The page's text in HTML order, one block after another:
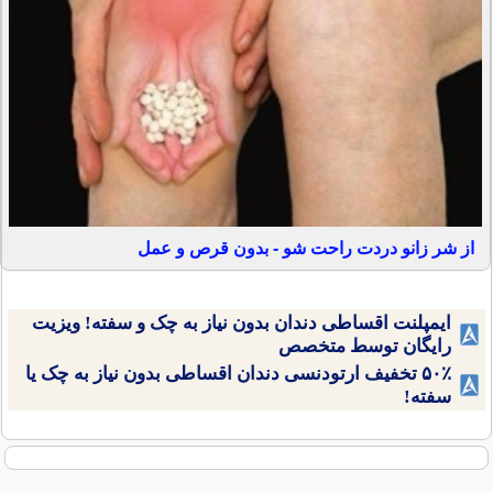
از شر زانو دردت راحت شو - بدون قرص و عمل
ایمپلنت اقساطی دندان بدون نیاز به چک و سفته! ویزیت
رایگان توسط متخصص
۵۰٪ تخفیف ارتودنسی دندان اقساطی بدون نیاز به چک یا
سفته!